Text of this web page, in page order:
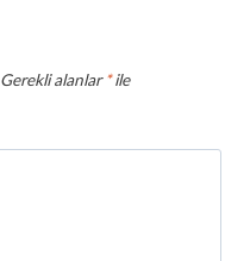
Gerekli alanlar*ile